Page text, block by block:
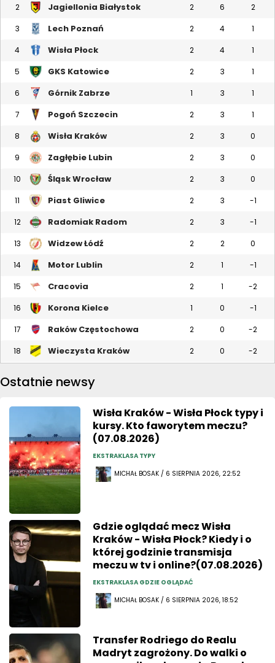
2 Jagiellonia Białystok 2 6 2
3 Lech Poznań 2 4 1
4 Wisła Płock 2 4 1
5 GKS Katowice 2 3 1
6 Górnik Zabrze 1 3 1
7 Pogoń Szczecin 2 3 1
8 Wisła Kraków 2 3 0
9 Zagłębie Lubin 2 3 0
10 Śląsk Wrocław 2 3 0
11 Piast Gliwice 2 3 -1
12 Radomiak Radom 2 3 -1
13 Widzew Łódź 2 2 0
14 Motor Lublin 2 1 -1
15 Cracovia 2 1 -2
16 Korona Kielce 1 0 -1
17 Raków Częstochowa 2 0 -2
18 Wieczysta Kraków 2 0 -2
Ostatnie newsy
Wisła Kraków - Wisła Płock typy i
kursy. Kto faworytem meczu?
(07.08.2026)
EKSTRAKLASA TYPY
MICHAŁ BOSAK / 6 SIERPNIA 2026, 22:52
Gdzie oglądać mecz Wisła
Kraków - Wisła Płock? Kiedy i o
której godzinie transmisja
meczu w tv i online?(07.08.2026)
EKSTRAKLASA GDZIE OGLĄDAĆ
MICHAŁ BOSAK / 6 SIERPNIA 2026, 18:52
Transfer Rodriego do Realu
Madryt zagrożony. Do walki o